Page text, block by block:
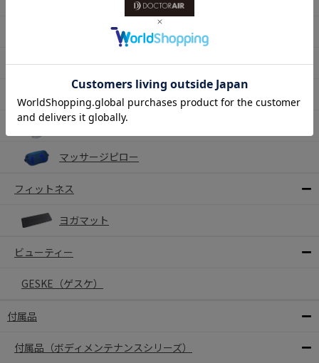
フットマッサージャー
マッサージロール
ハンディマッサージャー
マッサージピロー
フィットネス
ヨガマット
ビューティー
GESKE（ゲスケ）
付属品
付属品（ボディメンテナンスシリーズ）